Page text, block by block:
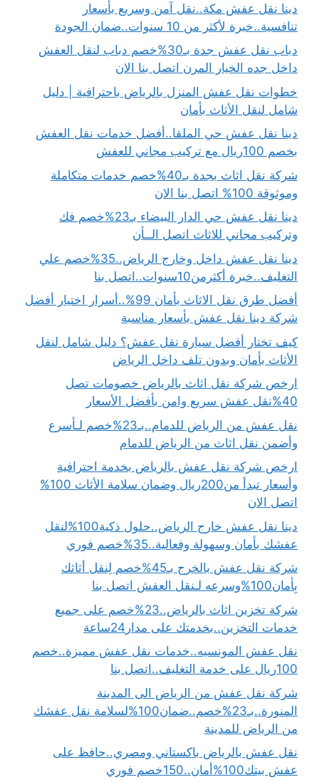
دينا نقل عفش مكة..نقل آمن وسريع بأسعار
تنافسية..خبرة لأكثر من 10 سنوات..ضمان الجودة
دباب نقل عفش جدة بـ30%خصم دباب لنقل العفش
داخل جده الخيار المرن اتصل بنا الان
خطوات نقل عفش المنزل بالرياض باحترافية | دليل
شامل لنقل الأثاث بأمان
دينا نقل عفش حي الملقا..أفضل خدمات نقل العفش
بخصم 100ريال مع تركيب مجاني للعفش
شركة نقل اثاث بجدة بـ40%خصم خدمات متكاملة
وموثوقة 100% اتصل بنا الان
دينا نقل عفش حي الدار البيضاء بـ23%خصم فك
وتركيب مجاني للاثاث اتصل الــأن
دينا نقل عفش داخل وخارج الرياض..35%خصم علي
التغليف..خبرة أكثرمن10سنوات..اتصل بنا
أفضل طرق نقل الاثاث بأمان 99%..أسرار اختيار أفضل
شركة دينا نقل عفش بأسعار مناسبة
كيف تختار أفضل سيارة نقل عفش؟ دليل شامل لنقل
الأثاث بأمان وبدون تلف داخل الرياض
ارخص شركة نقل اثاث بالرياض خصومات تصل
40%نقل عفش سريع وامن بأفضل الأسعار
نقل عفش من الرياض للدمام..بـ23%خصم لـأسرع
وأضمن نقل اثاث من الرياض للدمام
ارخص شركة نقل عفش بالرياض بخدمة احترافية
وأسعار تبدأ من200ريال وضمان سلامة الأثاث 100%
اتصل الان
دينا نقل عفش خارج الرياض..حلول ذكية100%لنقل
عفشك بأمان وسهولة وفعالية..35%خصم فوري
شركة نقل عفش بالخرج بـ45%خصم لِنقل أثاثك
بِأمان100%وسرعه لـنقل العفش اتصل بنا
شركة تخزين اثاث بالرياض..23%خصم على جميع
خدمات التخزين..بخدمتك على مدار24ساعة
نقل عفش المونسيه..خدمات نقل عفش مميزة..خصم
100ريال على خدمة التغليف..اتصل بنا
شركة نقل عفش من الرياض الى المدينة
المنورة..بـ23%خصم..ضمان100%لسلامة نقل عفشك
من الرياض للمدينة
نقل عفش بالرياض باكستاني ومصري..حافظ على
عفش بيتك100%أمان..150خصم فوري